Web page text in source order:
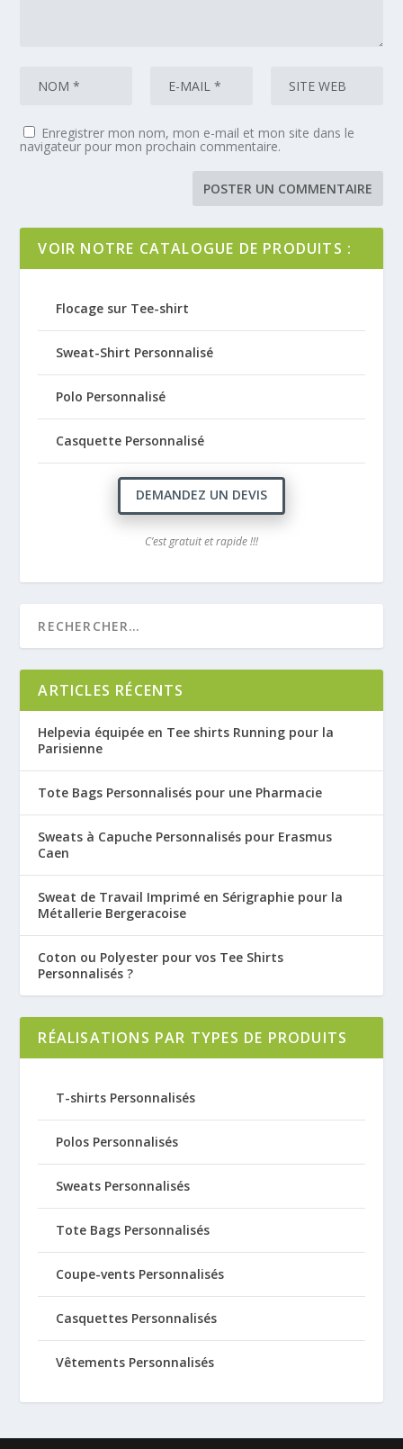
Enregistrer mon nom, mon e-mail et mon site dans le
navigateur pour mon prochain commentaire.
VOIR NOTRE CATALOGUE DE PRODUITS :
Flocage sur Tee-shirt
Sweat-Shirt Personnalisé
Polo Personnalisé
Casquette Personnalisé
DEMANDEZ UN DEVIS
C’est gratuit et rapide !!!
ARTICLES RÉCENTS
Helpevia équipée en Tee shirts Running pour la
Parisienne
Tote Bags Personnalisés pour une Pharmacie
Sweats à Capuche Personnalisés pour Erasmus
Caen
Sweat de Travail Imprimé en Sérigraphie pour la
Métallerie Bergeracoise
Coton ou Polyester pour vos Tee Shirts
Personnalisés ?
RÉALISATIONS PAR TYPES DE PRODUITS
T-shirts Personnalisés
Polos Personnalisés
Sweats Personnalisés
Tote Bags Personnalisés
Coupe-vents Personnalisés
Casquettes Personnalisés
Vêtements Personnalisés